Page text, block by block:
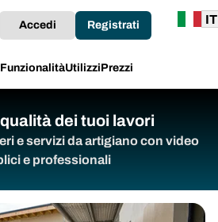
FunzionalitàUtilizziPrezzi
Accedi Registrati
dei tuoi lavori
e servizi da artigiano con video
e professionali